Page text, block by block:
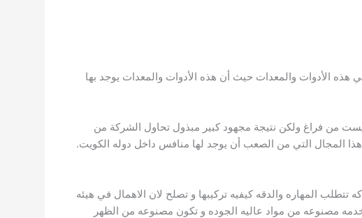
الأدوات والمعدات حيث أن هذه الأدوات والمعدات يوجد بها
من فراغ ولكن نتيجة مجهود كبير مبذول تحاول الشركة من
المجال التي من الصعب أن يوجد لها منافس داخل دوله الكويت.
المهاره والدقه كيفيه تركيبها و تصلح لان الاهمال في هيئه
مصنوعه من مواد عاليه الجوده و تكون مصنوعه من الظهر